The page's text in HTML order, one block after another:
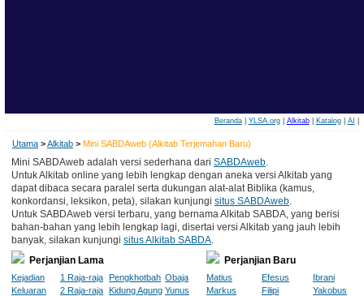
Beranda| YLSA.org| Alkitab| Katalog| AI
Utama >Alkitab > Mini SABDAweb (Alkitab Terjemahan Baru)
Mini SABDAweb adalah versi sederhana dari SABDAweb.
Untuk Alkitab online yang lebih lengkap dengan aneka versi Alkitab yang
dapat dibaca secara paralel serta dukungan alat-alat Biblika (kamus,
konkordansi, leksikon, peta), silakan kunjungi situs SABDAweb.
Untuk SABDAweb versi terbaru, yang bernama Alkitab SABDA, yang berisi
bahan-bahan yang lebih lengkap lagi, disertai versi Alkitab yang jauh lebih
banyak, silakan kunjungi situs Alkitab SABDA.
Perjanjian Lama
Perjanjian Baru
Kejadian
Keluaran
1 Raja-raja
2 Raja-raja
Pengkhotbah
Kidung Agung
Obaja
Yunus
Matius
Markus
Efesus
Filipi
Ibrani
Yakobus